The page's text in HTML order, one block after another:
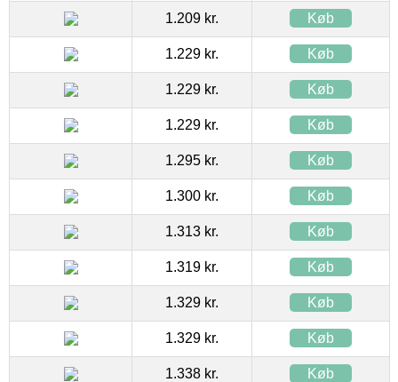
1.209 kr. Køb
1.229 kr. Køb
1.229 kr. Køb
1.229 kr. Køb
1.295 kr. Køb
1.300 kr. Køb
1.313 kr. Køb
1.319 kr. Køb
1.329 kr. Køb
1.329 kr. Køb
1.338 kr. Køb